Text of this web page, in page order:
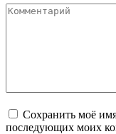
Комментарий
Сохранить моё
последующих моих